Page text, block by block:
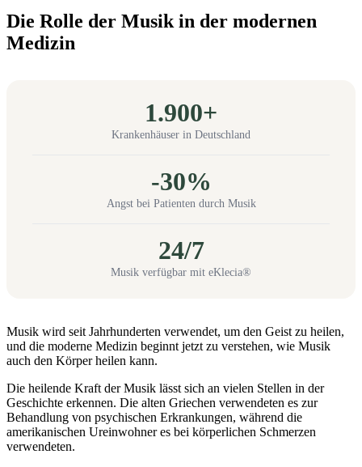
Die Rolle der Musik in der modernen
Medizin
1.900+
Krankenhäuser in Deutschland
-30%
Angst bei Patienten durch Musik
24/7
Musik verfügbar mit eKlecia®
Musik wird seit Jahrhunderten verwendet, um den Geist zu heilen,
und die moderne Medizin beginnt jetzt zu verstehen, wie Musik
auch den Körper heilen kann.
Die heilende Kraft der Musik lässt sich an vielen Stellen in der
Geschichte erkennen. Die alten Griechen verwendeten es zur
Behandlung von psychischen Erkrankungen, während die
amerikanischen Ureinwohner es bei körperlichen Schmerzen
verwendeten.